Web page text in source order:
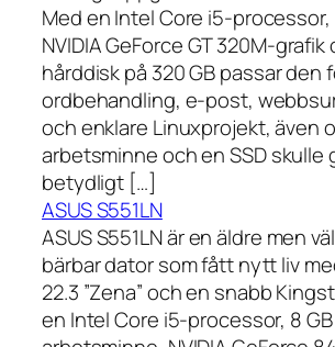
Med en Intel Core i5-
NVIDIA GeForce GT 320M-grafik
hårddisk på 320 GB passar den
ordbehandling, e-post,
och enklare Linuxprojekt, även
arbetsminne och en SSD skulle
betydligt […]
ASUS S551LN
ASUS S551LN är en äldre men
bärbar dator som fått nytt liv
22.3 ”Zena” och en snabb
en Intel Core i5-processor, 8 GB